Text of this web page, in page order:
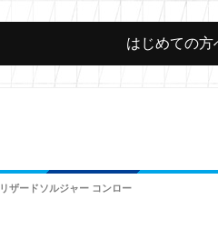
はじめての方
リザードソルジャー コンロー